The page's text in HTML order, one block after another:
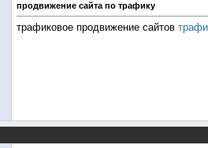
продвижение сайта по трафику
трафиковое продвижение сайтов